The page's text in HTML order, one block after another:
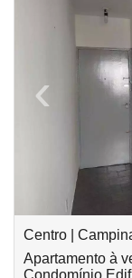
‹Previous
Centro |
Apartamento à
Condomínio